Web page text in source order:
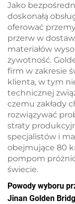
Jako
doskonałą
oferować
przerw w
materiałów
żywotność.
firm w zakresie
klienta, w tym
technicznej
czemu zakłady
rozwiązywać
straty
specjalistów i
obejmujące 80
pompom
świecie.
Powody wyboru
Jinan Golden